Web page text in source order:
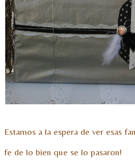
Estamos a la espera de ver esas
fe de lo bien que se lo pasaron!